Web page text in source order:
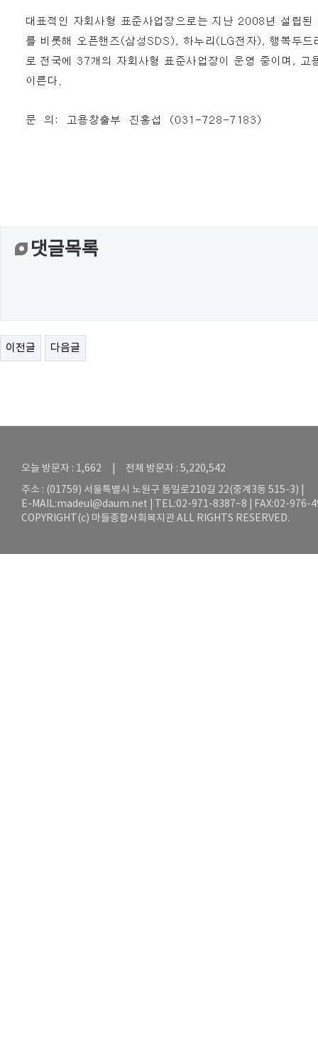
댓글목록
이전글 다음글
오늘 방문자 : 1,662 | 전체 방문자 : 5,220,542
주소 : (01759) 서울특별시 노원구 동일로210길 22(중계3동 515-3) |
E-MAIL:madeul@daum.net | TEL:02-971-8387~8 | FAX:02-976-
COPYRIGHT(c) 마들종합사회복지관 ALL RIGHTS RESERVED.